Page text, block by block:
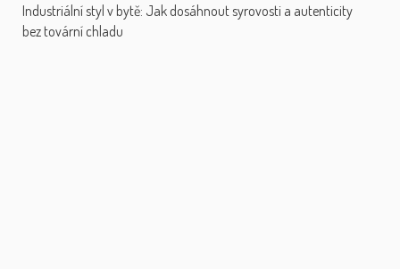
Industriální styl v bytě: Jak dosáhnout syrovosti a autenticity
bez tovární chladu